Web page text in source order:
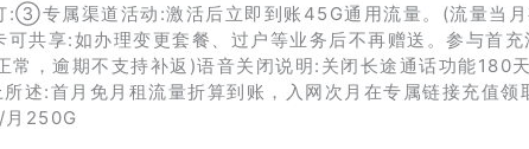
:③专属渠道活动:激活后立即到账45G通用流量。(流量当
共享:如办理变更套餐、过户等业务后不再赠送。参与首
常，逾期不支持补返)语音关闭说明:关闭长途通话功能180
述:首月免月租流量折算到账，入网次月在专属链接充值
250G